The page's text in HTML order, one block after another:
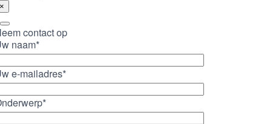
×
contact op
naam*
e-mailadres*